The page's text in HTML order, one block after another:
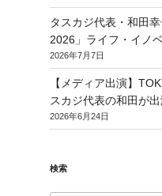
タスカジ代表・和田
2026」ライフ・イノ
2026年7月7日
【メディア出演】
スカジ代表の和田が
2026年6月24日
検索